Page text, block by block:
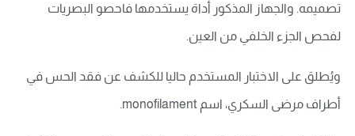
تصميمه. والجهاز المذكور أداة يستخدمها فاحصو البصريات
لفحص الجزء الخلفي من العين.
ويُطلق على الاختبار المستخدم حاليا للكشف عن فقد الحس في
أطراف مرضى السكري، اسم monofilament.